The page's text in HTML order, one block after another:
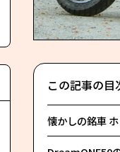
この記事の目
懐かしの銘車